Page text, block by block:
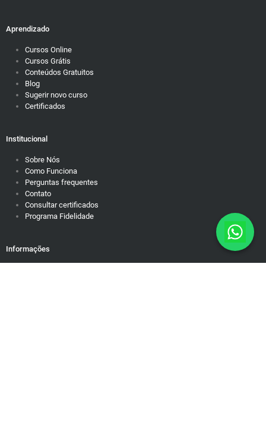
Aprendizado
Cursos Online
Cursos Grátis
Conteúdos Gratuitos
Blog
Sugerir novo curso
Certificados
Institucional
Sobre Nós
Como Funciona
Perguntas frequentes
Contato
Consultar certificados
Programa Fidelidade
Informações